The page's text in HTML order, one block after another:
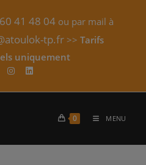
41 48 04 ou par mail à
tp.fr>> Tarifs
uniquement​
0 MENU